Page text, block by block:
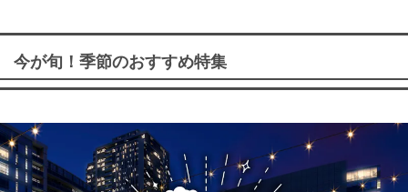
今が旬！季節のおすすめ特集